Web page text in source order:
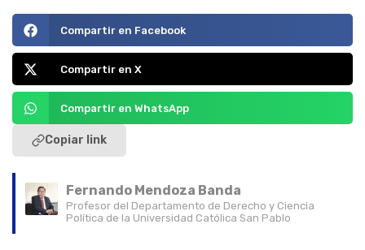
Compartir en Facebook
Compartir en X
Compartir en WhatsApp
Copiar link
Fernando Mendoza Banda
Profesor del Departamento de Derecho y Ciencia
Política de la Universidad Católica San Pablo